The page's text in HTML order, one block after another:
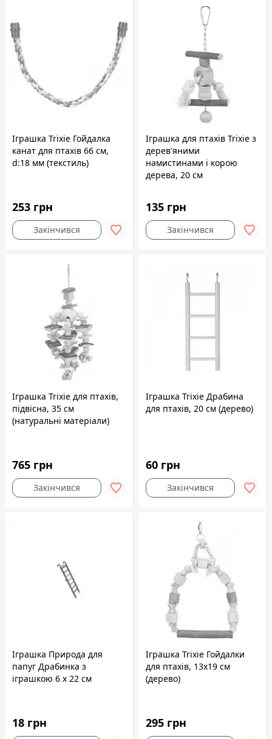
Іграшка Trixie Гойдалка
канат для птахів 66 см,
d:18 мм (текстиль)
253 грн
Закінчився
Іграшка для птахів Trixie з
дерев'яними
намистинами і корою
дерева, 20 см
135 грн
Закінчився
Іграшка Trixie для птахів,
підвісна, 35 см
(натуральні матеріали)
765 грн
Закінчився
Іграшка Trixie Драбина
для птахів, 20 см (дерево)
60 грн
Закінчився
Іграшка Природа для
папуг Драбинка з
іграшкою 6 х 22 см
18 грн
Іграшка Trixie Гойдалки
для птахів, 13x19 см
(дерево)
295 грн